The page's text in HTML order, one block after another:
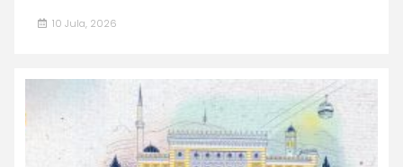
10 Jula, 2026